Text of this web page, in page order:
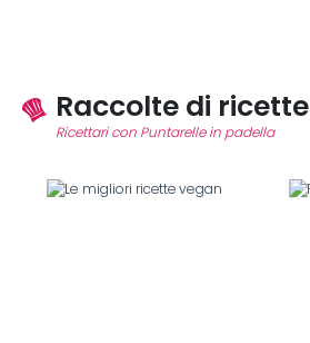
Raccolte di ricette
Ricettari con Puntarelle in padella